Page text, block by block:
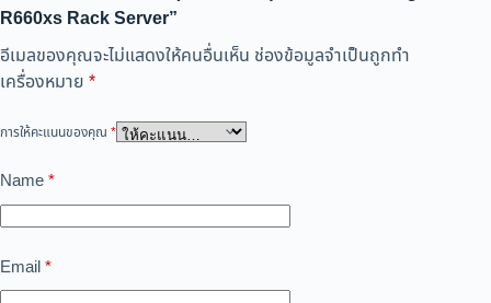
R660xs Rack Server”
อีเมลของคุณจะไม่แสดงให้คนอื่นเห็น ช่องข้อมูลจำเป็นถูกทำ
เครื่องหมาย *
การให้คะแนนของคุณ *
Name*
Email*